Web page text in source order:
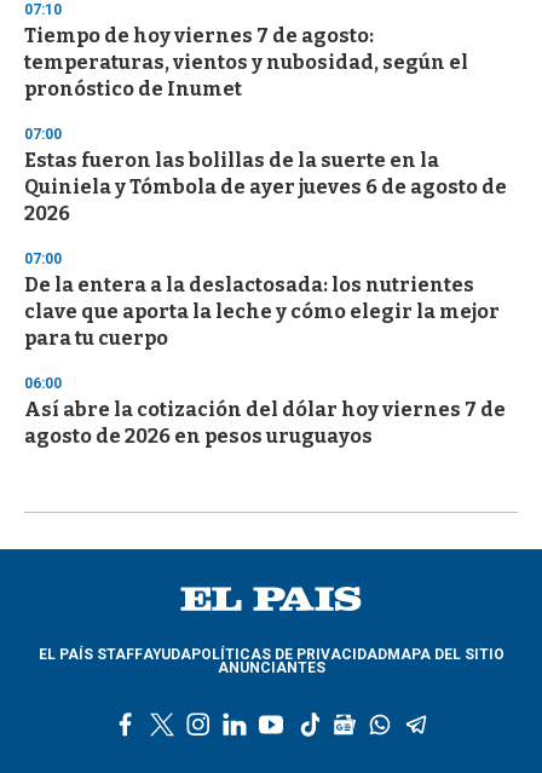
07:10
Tiempo de hoy viernes 7 de agosto:
temperaturas, vientos y nubosidad, según el
pronóstico de Inumet
07:00
Estas fueron las bolillas de la suerte en la
Quiniela y Tómbola de ayer jueves 6 de agosto de
2026
07:00
De la entera a la deslactosada: los nutrientes
clave que aporta la leche y cómo elegir la mejor
para tu cuerpo
06:00
Así abre la cotización del dólar hoy viernes 7 de
agosto de 2026 en pesos uruguayos
EL PAÍS STAFFAYUDAPOLÍTICAS DE PRIVACIDADMAPA DEL SITIO
ANUNCIANTES
w
l
y
t
g
w